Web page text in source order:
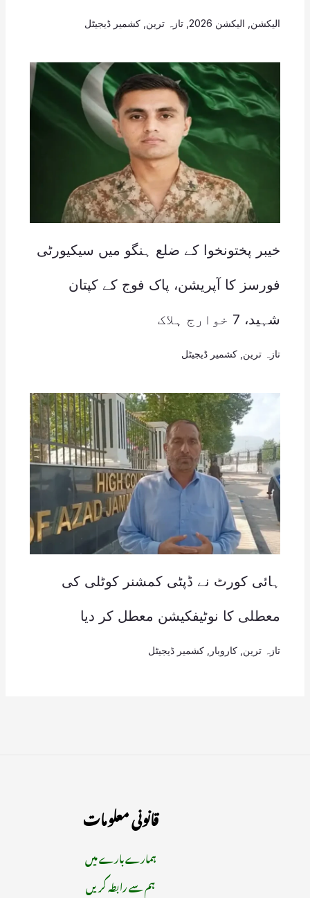
الیکشن الیکشن 2026 , تازہ ترین کشمیر ڈیجیٹل
خیبر پختونخوا کے ضلع ہنگو میں سیکیورٹی
فورسز کا آپریشن، پاک فوج کے کپتان
شہید، 7 خوارج ہلاک
تازہ ترین کشمیر ڈیجیٹل
ہائی کورٹ نے ڈپٹی کمشنر کوٹلی کی
معطلی کا نوٹیفکیشن معطل کر دیا
تازہ ترین کاروبار کشمیر ڈیجیٹل
قانونی معلومات
ہمارے بارے میں
ہم سے رابطہ کریں